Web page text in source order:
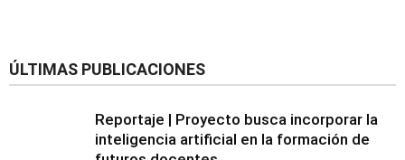
ÚLTIMAS PUBLICACIONES
Reportaje | Proyecto busca incorporar la
inteligencia artificial en la formación de